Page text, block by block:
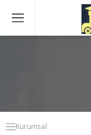
Kurumsal